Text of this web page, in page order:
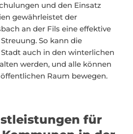
und den Einsatz
gewährleistet der
an der Fils eine effektive
So kann die
auch in den winterlichen
werden, und alle können
Raum bewegen.
für